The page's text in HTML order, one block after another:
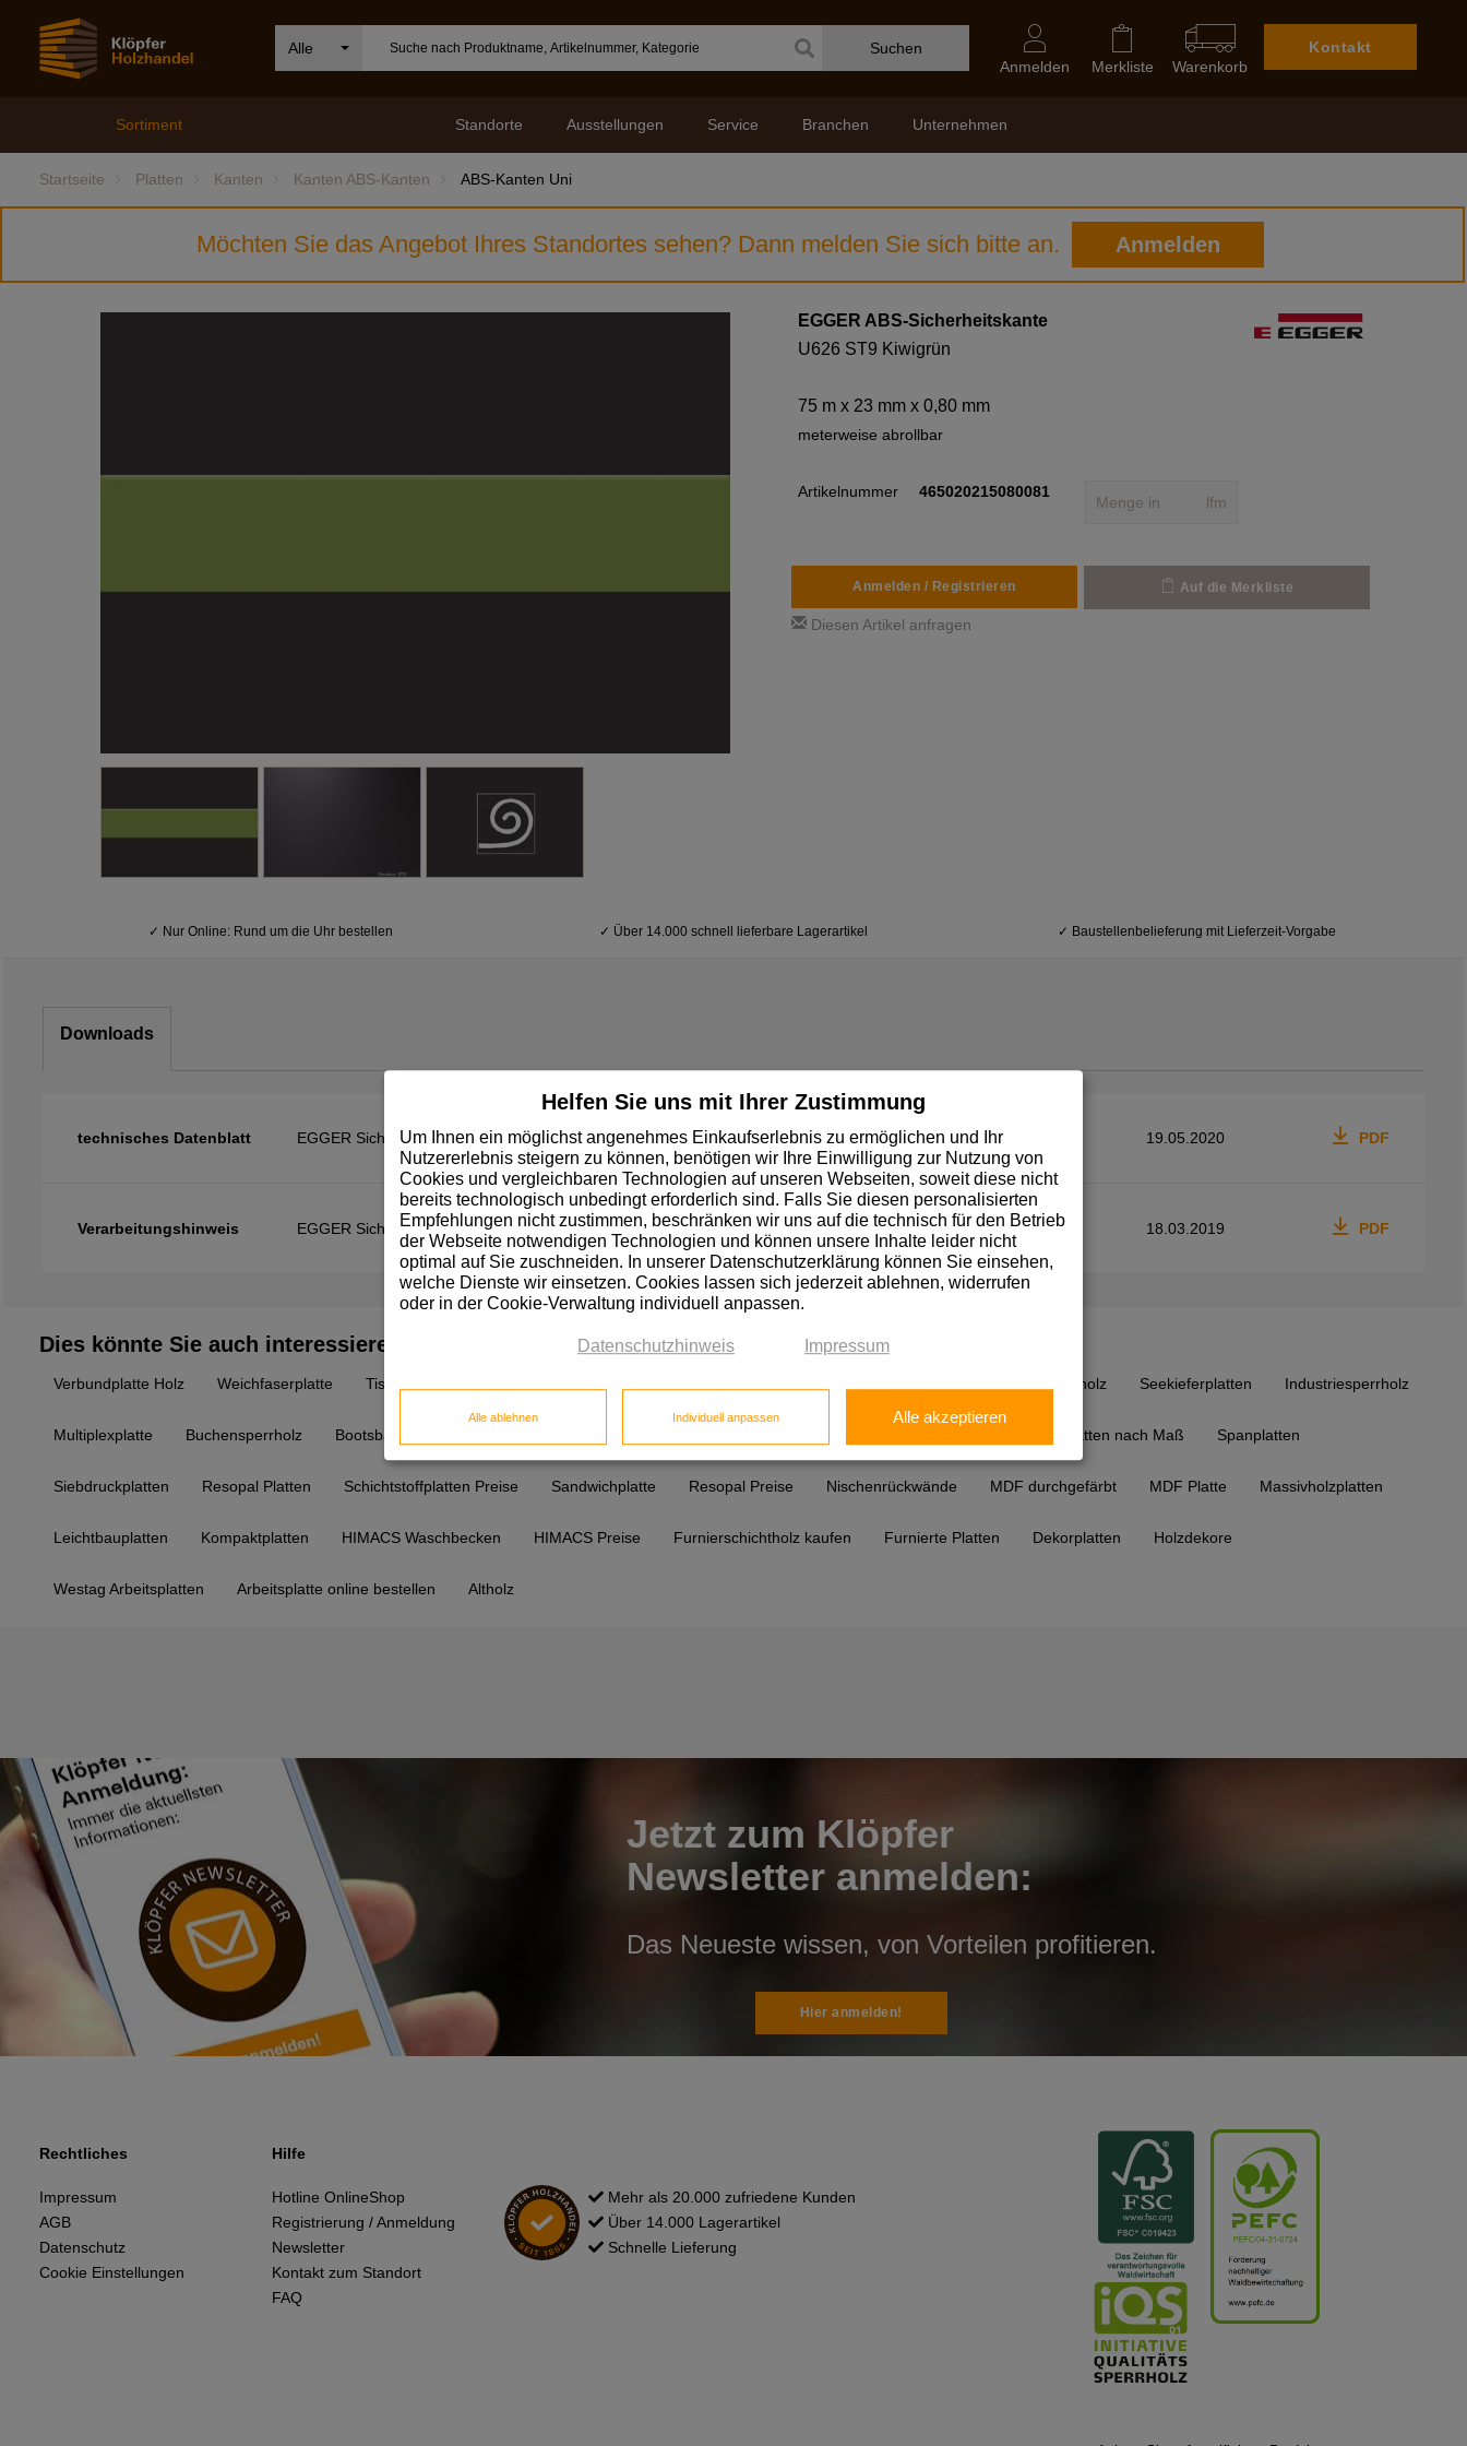
Alle Suchen
Kontakt
Warenkorb
Merkliste
Anmelden
Unternehmen
Branchen
Service
Ausstellungen
Standorte
Sortiment
Startseite Platten Kanten Kanten ABS-Kanten ABS-Kanten Uni
Möchten Sie das Angebot Ihres Standortes sehen? Dann melden Sie sich bitte an. Anmelden
EGGER ABS-Sicherheitskante
U626 ST9 Kiwigrün
75 m x 23 mm x 0,80 mm
meterweise abrollbar
Artikelnummer 465020215080081
lfm
Anmelden / Registrieren Auf die Merkliste
Diesen Artikel anfragen
✓ Nur Online: Rund um die Uhr bestellen ✓ Über 14.000 schnell lieferbare Lagerartikel ✓ Baustellenbelieferung mit Lieferzeit-Vorgabe
Downloads
technisches Datenblatt EGGER Sicherheitskante ABS 19.05.2020 PDF
Verarbeitungshinweis EGGER Sicherheitskante ABS 18.03.2019 PDF
Dies könnte Sie auch interessieren
Verbundplatte Holz Weichfaserplatte Tischlerplatte weiß beschichtet Pappelsperrholz Seekieferplatten Industriesperrholz
Multiplexplatte Buchensperrholz Bootsbausperrholz Preis Furnierte Spanplatten nach Maß Spanplatten
Siebdruckplatten Resopal Platten Schichtstoffplatten Preise Sandwichplatte Resopal Preise Nischenrückwände MDF durchgefärbt MDF Platte Massivholzplatten
Leichtbauplatten Kompaktplatten HIMACS Waschbecken HIMACS Preise Furnierschichtholz kaufen Furnierte Platten Dekorplatten Holzdekore
Westag Arbeitsplatten Arbeitsplatte online bestellen Altholz
Jetzt zum Klöpfer
Newsletter anmelden:
Das Neueste wissen, von Vorteilen profitieren.
Hier anmelden!
Rechtliches
Impressum
AGB
Datenschutz
Cookie Einstellungen
Hilfe
Hotline OnlineShop
Registrierung / Anmeldung
Newsletter
Kontakt zum Standort
FAQ
Mehr als 20.000 zufriedene Kunden
Über 14.000 Lagerartikel
Schnelle Lieferung
Helfen Sie uns mit Ihrer Zustimmung
Um Ihnen ein möglichst angenehmes Einkaufserlebnis zu ermöglichen und Ihr
Nutzererlebnis steigern zu können, benötigen wir Ihre Einwilligung zur Nutzung von
Cookies und vergleichbaren Technologien auf unseren Webseiten, soweit diese nicht
bereits technologisch unbedingt erforderlich sind. Falls Sie diesen personalisierten
Empfehlungen nicht zustimmen, beschränken wir uns auf die technisch für den Betrieb
der Webseite notwendigen Technologien und können unsere Inhalte leider nicht
optimal auf Sie zuschneiden. In unserer Datenschutzerklärung können Sie einsehen,
welche Dienste wir einsetzen. Cookies lassen sich jederzeit ablehnen, widerrufen
oder in der Cookie-Verwaltung individuell anpassen.
Datenschutzhinweis Impressum
Alle ablehnen Individuell anpassen Alle akzeptieren